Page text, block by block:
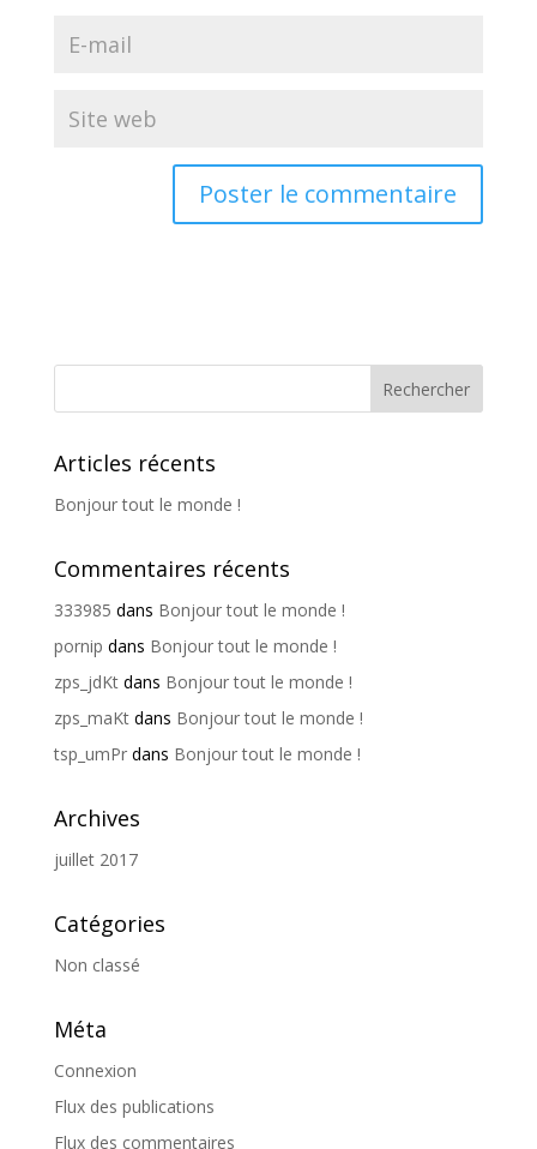
Articles récents
Bonjour tout le monde !
Commentaires récents
333985 dans Bonjour tout le monde !
pornip dans Bonjour tout le monde !
zps_jdKtdans Bonjour tout le monde !
zps_maKtdans Bonjour tout le monde !
tsp_umPrdans Bonjour tout le monde !
Archives
juillet 2017
Catégories
Non classé
Méta
Connexion
Flux des publications
Flux des commentaires